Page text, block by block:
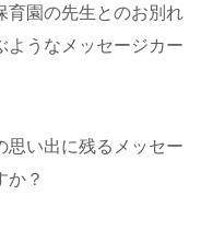
育園の先生とのお別れ
ようなメッセージカー
思い出に残るメッセー
か？